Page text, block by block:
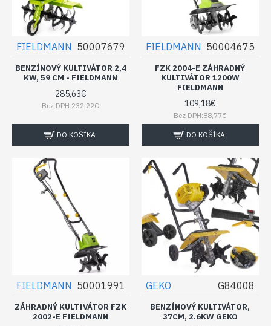
FIELDMANN 50007679
BENZÍNOVÝ KULTIVÁTOR 2,4
KW, 59 CM - FIELDMANN
285,63€
Bez DPH:232,22€
DO KOŠÍKA
FIELDMANN 50004675
FZK 2004-E ZÁHRADNÝ
KULTIVÁTOR 1200W
FIELDMANN
109,18€
Bez DPH:88,77€
DO KOŠÍKA
FIELDMANN 50001991
ZÁHRADNÝ KULTIVÁTOR FZK
2002-E FIELDMANN
GEKO G84008
BENZÍNOVÝ KULTIVÁTOR,
37CM, 2.6KW GEKO